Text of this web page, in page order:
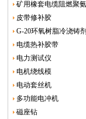
皮带修补胶
G-20环氧树脂冷浇铸剂
电缆热补胶带
电力测试仪
电机绕线模
电动套丝机
多功能电冲机
磁座钻